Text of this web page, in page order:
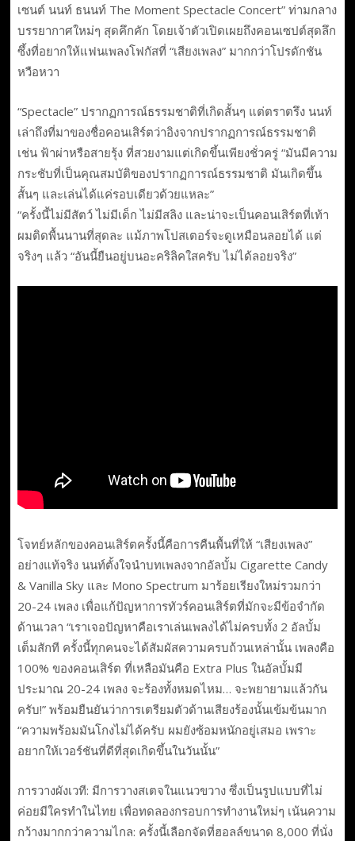
เซนต์ นนท์ ธนนท์ The Moment Spectacle Concert” ท่ามกลาง
บรรยากาศใหม่ๆ สุดคึกคัก โดยเจ้าตัวเปิดเผยถึงคอนเซปต์สุดลึก
ซึ้งที่อยากให้แฟนเพลงโฟกัสที่ “เสียงเพลง” มากกว่าโปรดักชัน
หวือหวา
“Spectacle” ปรากฏการณ์ธรรมชาติที่เกิดสั้นๆ แต่ตราตรึง นนท์
เล่าถึงที่มาของชื่อคอนเสิร์ตว่าอิงจากปรากฏการณ์ธรรมชาติ
เช่น ฟ้าผ่าหรือสายรุ้ง ที่สวยงามแต่เกิดขึ้นเพียงชั่วครู่ “มันมีความ
กระชับที่เป็นคุณสมบัติของปรากฏการณ์ธรรมชาติ มันเกิดขึ้น
สั้นๆ และเล่นได้แค่รอบเดียวด้วยแหละ”
“ครั้งนี้ไม่มีสัตว์ ไม่มีเด็ก ไม่มีสลิง และน่าจะเป็นคอนเสิร์ตที่เท้า
ผมติดพื้นนานที่สุดละ แม้ภาพโปสเตอร์จะดูเหมือนลอยได้ แต่
จริงๆ แล้ว “อันนี้ยืนอยู่บนอะคริลิคใสครับ ไม่ได้ลอยจริง”
โจทย์หลักของคอนเสิร์ตครั้งนี้คือการคืนพื้นที่ให้ “เสียงเพลง”
อย่างแท้จริง นนท์ตั้งใจนำบทเพลงจากอัลบั้ม Cigarette Candy
& Vanilla Sky และ Mono Spectrum มาร้อยเรียงใหม่รวมกว่า
20-24 เพลง เพื่อแก้ปัญหาการทัวร์คอนเสิร์ตที่มักจะมีข้อจำกัด
ด้านเวลา “เราเจอปัญหาคือเราเล่นเพลงได้ไม่ครบทั้ง 2 อัลบั้ม
เต็มสักที ครั้งนี้ทุกคนจะได้สัมผัสความครบถ้วนเหล่านั้น เพลงคือ
100% ของคอนเสิร์ต ที่เหลือมันคือ Extra Plus ในอัลบั้มมี
ประมาณ 20-24 เพลง จะร้องทั้งหมดไหม… จะพยายามแล้วกัน
ครับ!” พร้อมยืนยันว่าการเตรียมตัวด้านเสียงร้องนั้นเข้มข้นมาก
“ความพร้อมมันโกงไม่ได้ครับ ผมยังซ้อมหนักอยู่เสมอ เพราะ
อยากให้เวอร์ชันที่ดีที่สุดเกิดขึ้นในวันนั้น”
การวางผังเวที: มีการวางสเตจในแนวขวาง ซึ่งเป็นรูปแบบที่ไม่
ค่อยมีใครทำในไทย เพื่อทดลองกรอบการทำงานใหม่ๆ เน้นความ
กว้างมากกว่าความไกล: ครั้งนี้เลือกจัดที่ฮอลล์ขนาด 8,000 ที่นั่ง